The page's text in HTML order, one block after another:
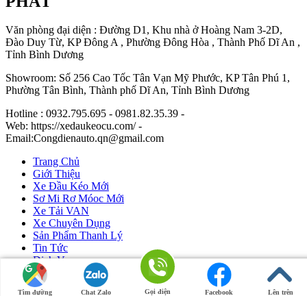
Văn phòng đại diện : Đường D1, Khu nhà ở Hoàng Nam 3-2D,
Đào Duy Từ, KP Đông A , Phường Đông Hòa , Thành Phố Dĩ An ,
Tỉnh Bình Dương
Showroom: Số 256 Cao Tốc Tân Vạn Mỹ Phước, KP Tân Phú 1,
Phường Tân Bình, Thành phố Dĩ An, Tỉnh Bình Dương
Hotline : 0932.795.695 - 0981.82.35.39 -
Web: https://xedaukeocu.com/ -
Email:Congdienauto.qn@gmail.com
Tìm đường Chat Zalo Gọi điện Facebook Lên trên
Trang Chủ
Giới Thiệu
Xe Đầu Kéo Mới
Sơ Mi Rơ Móoc Mới
Xe Tải VAN
Xe Chuyên Dụng
Sản Phẩm Thanh Lý
Tin Tức
Dịch Vụ
Liên Hệ